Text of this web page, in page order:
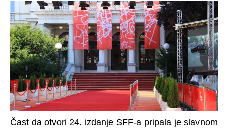
Čast da otvori 24. izdanje SFF-a pripala je slavnom